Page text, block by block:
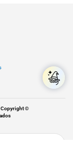
Copyright ©